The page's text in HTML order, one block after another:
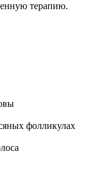
терапию.
фолликулах